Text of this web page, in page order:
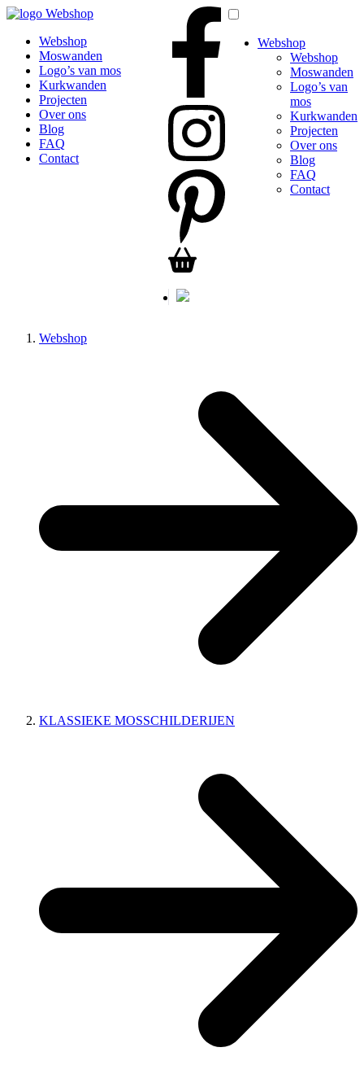
Webshop
Webshop
Moswanden
Logo’s van mos
Kurkwanden
Projecten
Over ons
Blog
FAQ
Contact
Webshop
Webshop
Moswanden
Logo’s van
mos
Kurkwanden
Projecten
Over ons
Blog
FAQ
Contact
Webshop
KLASSIEKE MOSSCHILDERIJEN